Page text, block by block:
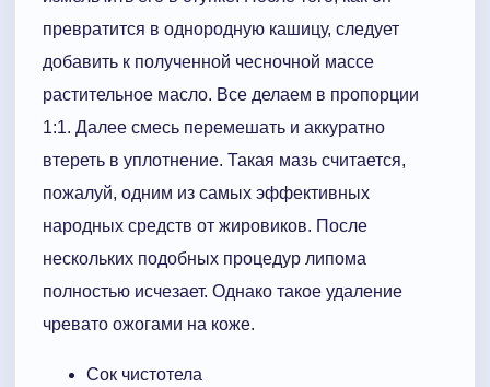
превратится в однородную кашицу, следует
добавить к полученной чесночной массе
растительное масло. Все делаем в пропорции
1:1. Далее смесь перемешать и аккуратно
втереть в уплотнение. Такая мазь считается,
пожалуй, одним из самых эффективных
народных средств от жировиков. После
нескольких подобных процедур липома
полностью исчезает. Однако такое удаление
чревато ожогами на коже.
Сок чистотела